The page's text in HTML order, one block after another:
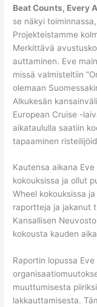
Beat Counts, Every
se näkyi
Projekteistamme
Merkittävä
auttaminen. Eve
missä valmisteltiin
olemaan
Alkukesän
European Cruise -
aikataululla saatiin
tapaaminen
Kautensa aikana
kokouksissa ja ollut
Wheel kokouksissa
raportteja ja jakanut
Kansallisen
kokousta kauden
Raportin lopussa
muuttumisesta
lakkauttamisesta.